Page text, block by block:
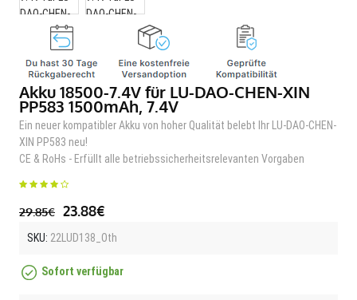
Akku 18500-7.4V für LU-DAO-CHEN-XIN
PP583 1500mAh, 7.4V
Ein neuer kompatibler Akku von hoher Qualität belebt Ihr LU-DAO-CHEN-
XIN PP583 neu!
CE & RoHs - Erfüllt alle betriebssicherheitsrelevanten Vorgaben
29.85€ 23.88€
SKU: 22LUD138_Oth
Sofort verfügbar